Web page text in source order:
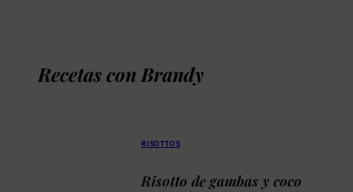
Recetas con Brandy
RISOTTOS
Risotto de gambas y coco